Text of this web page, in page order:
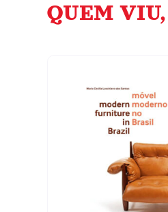
QUEM